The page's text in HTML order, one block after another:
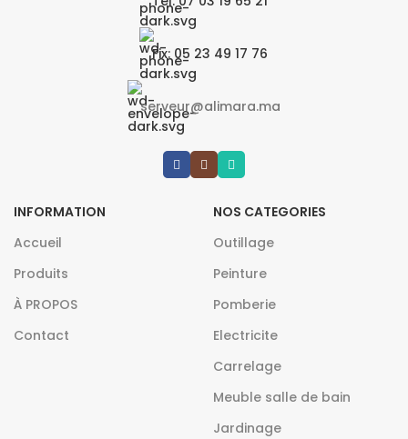
Fix: 05 23 49 17 76
serveur@alimara.ma
INFORMATION
Accueil
Produits
À PROPOS
Contact
NOS CATEGORIES
Outillage
Peinture
Pomberie
Electricite
Carrelage
Meuble salle de bain
Jardinage